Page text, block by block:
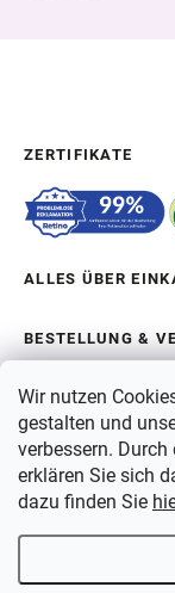
Wir nutzen
gestalten und
verbessern.
erklären Sie sich
dazu finden Sie
ZERTIFIKATE
ALLES ÜBER
BESTELLUNG &
ÜBER BERGAM
ZAHLUNG